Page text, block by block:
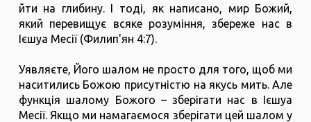
йти на глибину. І тоді, як написано, мир Божий,
який перевищує всяке розуміння, збереже нас в
Ієшуа Месії (Филип'ян 4:7).
Уявляєте, Його шалом не просто для того, щоб ми
наситились Божою присутністю на якусь мить. Але
функція шалому Божого – зберігати нас в Ієшуа
Месії. Якщо ми намагаємося зберігати цей шалом у